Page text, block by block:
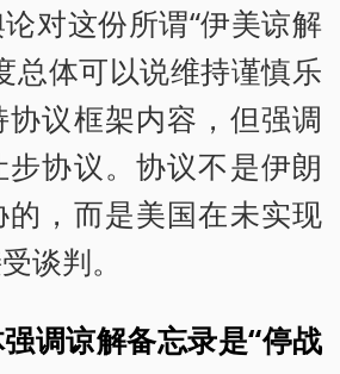
对这份所谓“伊美谅解
总体可以说维持谨慎乐
议框架内容，但强调
协议。协议不是伊朗
，而是美国在未实现
谈判。
调谅解备忘录是“停战